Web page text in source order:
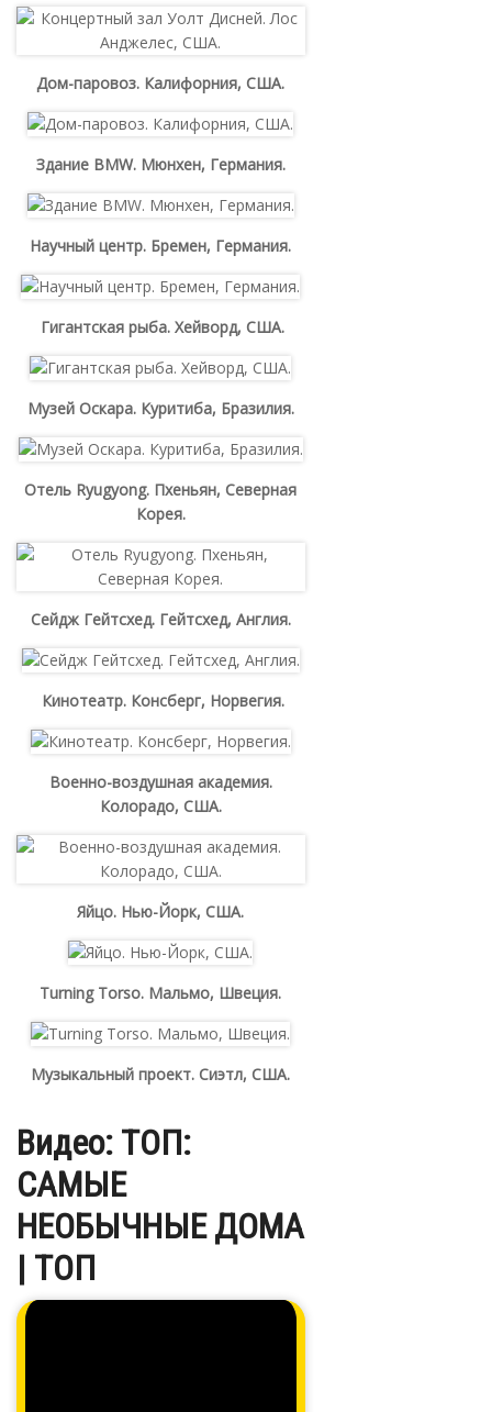
Дом-паровоз. Калифорния, США.
Здание BMW. Мюнхен, Германия.
Научный центр. Бремен, Германия.
Гигантская рыба. Хейворд, США.
Музей Оскара. Куритиба, Бразилия.
Отель Ryugyong. Пхеньян, Северная
Корея.
Сейдж Гейтсхед. Гейтсхед, Англия.
Кинотеатр. Консберг, Норвегия.
Военно-воздушная академия.
Колорадо, США.
Яйцо. Нью-Йорк, США.
Turning Torso. Мальмо, Швеция.
Музыкальный проект. Сиэтл, США.
Видео: ТОП:
САМЫЕ
НЕОБЫЧНЫЕ ДОМА
| ТОП